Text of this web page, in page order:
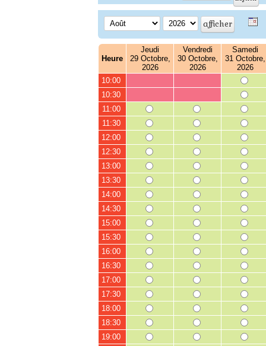
Heure
Jeudi
29 Octobre,
2026
Vendredi
30 Octobre,
2026
Samedi
31 Octobre,
2026
10:00
10:30
11:00
11:30
12:00
12:30
13:00
13:30
14:00
14:30
15:00
15:30
16:00
16:30
17:00
17:30
18:00
18:30
19:00